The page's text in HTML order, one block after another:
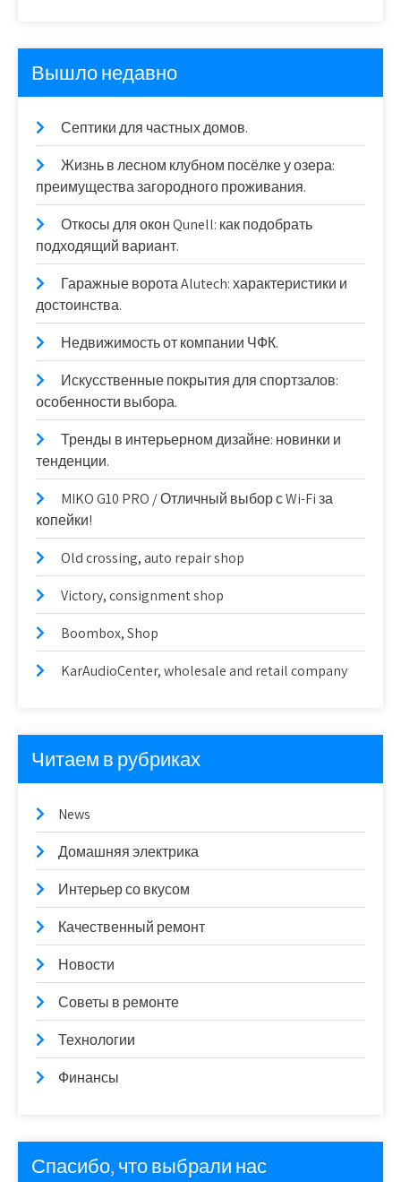
Вышло недавно
Септики для частных домов.
Жизнь в лесном клубном посёлке у озера:
преимущества загородного проживания.
Откосы для окон Qunell: как подобрать
подходящий вариант.
Гаражные ворота Alutech: характеристики и
достоинства.
Недвижимость от компании ЧФК.
Искусственные покрытия для спортзалов:
особенности выбора.
Тренды в интерьерном дизайне: новинки и
тенденции.
MIKO G10 PRO / Отличный выбор с Wi-Fi за
копейки!
Old crossing, auto repair shop
Victory, consignment shop
Boombox, Shop
KarAudioCenter, wholesale and retail company
Читаем в рубриках
News
Домашняя электрика
Интерьер со вкусом
Качественный ремонт
Новости
Советы в ремонте
Технологии
Финансы
Спасибо, что выбрали нас